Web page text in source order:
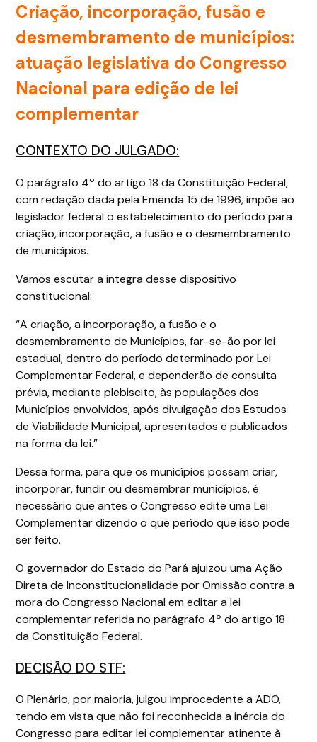
Criação, incorporação, fusão e
desmembramento de municípios:
atuação legislativa do Congresso
Nacional para edição de lei
complementar
CONTEXTO DO JULGADO:
O parágrafo 4º do artigo 18 da Constituição Federal,
com redação dada pela Emenda 15 de 1996, impõe ao
legislador federal o estabelecimento do período para
criação, incorporação, a fusão e o desmembramento
de municípios.
Vamos escutar a íntegra desse dispositivo
constitucional:
“A criação, a incorporação, a fusão e o
desmembramento de Municípios, far-se-ão por lei
estadual, dentro do período determinado por Lei
Complementar Federal, e dependerão de consulta
prévia, mediante plebiscito, às populações dos
Municípios envolvidos, após divulgação dos Estudos
de Viabilidade Municipal, apresentados e publicados
na forma da lei.”
Dessa forma, para que os municípios possam criar,
incorporar, fundir ou desmembrar municípios, é
necessário que antes o Congresso edite uma Lei
Complementar dizendo o que período que isso pode
ser feito.
O governador do Estado do Pará ajuizou uma Ação
Direta de Inconstitucionalidade por Omissão contra a
mora do Congresso Nacional em editar a lei
complementar referida no parágrafo 4º do artigo 18
da Constituição Federal.
DECISÃO DO STF:
O Plenário, por maioria, julgou improcedente a ADO,
tendo em vista que não foi reconhecida a inércia do
Congresso para editar lei complementar atinente à